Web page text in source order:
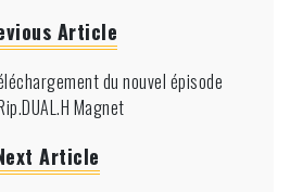
Article
du nouvel épisode
Magnet
Article